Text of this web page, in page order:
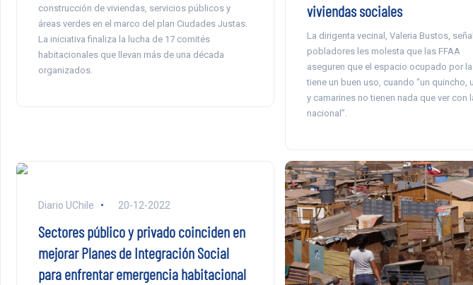
construcción de viviendas, servicios públicos y
áreas verdes en el marco del plan Ciudades Justas.
La iniciativa finaliza la lucha de 17 comités
habitacionales que llevan más de una década
organizados.
viviendas sociales
La dirigenta vecinal, Valeria Bustos,
pobladores les molesta que las FFAA
aseguren que el espacio ocupado por la
tiene un buen uso, cuando “un quincho,
y camarines no tienen nada que ver con
nacional”.
Diario UChile 20-12-2022
Sectores público y privado coinciden en
mejorar Planes de Integración Social
para enfrentar emergencia habitacional